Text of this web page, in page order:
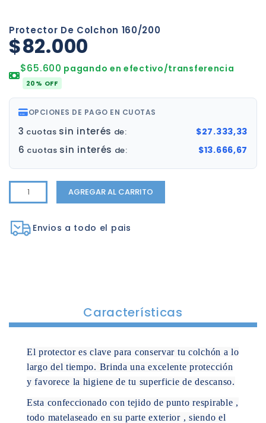
Protector De Colchon 160/200
$82.000
$65.600 pagando en efectivo/transferencia
20% OFF
OPCIONES DE PAGO EN CUOTAS
3 cuotas sin interés de: $27.333,33
6 cuotas sin interés de: $13.666,67
AGREGAR AL CARRITO
Envios a todo el pais
Características
El protector es clave para conservar tu colchón a lo
largo del tiempo. Brinda una excelente protección
y favorece la higiene de tu superficie de descanso.
Esta confeccionado con tejido de punto respirable ,
todo matelaseado en su parte exterior , siendo el